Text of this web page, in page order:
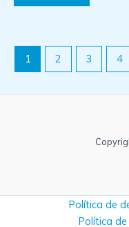
1 2 3 4
Política de
Política